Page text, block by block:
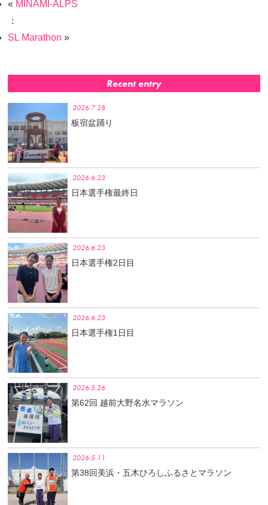
« MINAMI-ALPS
：
SL Marathon »
Recent entry
2026.7.28
板宿盆踊り
2026.6.23
日本選手権最終日
2026.6.23
日本選手権2日目
2026.6.23
日本選手権1日目
2026.5.26
第62回 越前大野名水マラソン
2026.5.11
第38回美浜・五木ひろしふるさとマラソン